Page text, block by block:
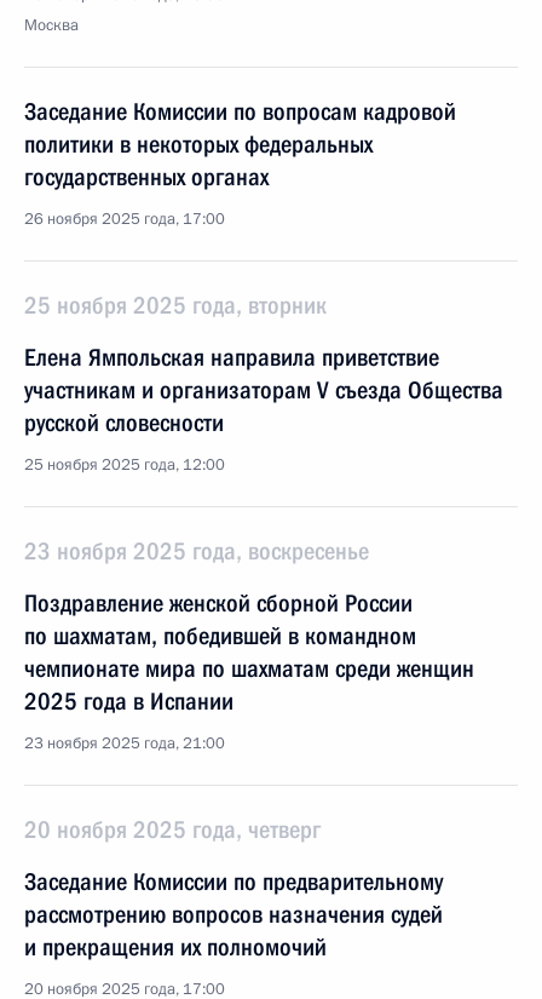
Москва
Заседание Комиссии по вопросам кадровой
политики в некоторых федеральных
государственных органах
26 ноября 2025 года, 17:00
25 ноября 2025 года, вторник
Елена Ямпольская направила приветствие
участникам и организаторам V съезда Общества
русской словесности
25 ноября 2025 года, 12:00
23 ноября 2025 года, воскресенье
Поздравление женской сборной России
по шахматам, победившей в командном
чемпионате мира по шахматам среди женщин
2025 года в Испании
23 ноября 2025 года, 21:00
20 ноября 2025 года, четверг
Заседание Комиссии по предварительному
рассмотрению вопросов назначения судей
и прекращения их полномочий
20 ноября 2025 года, 17:00